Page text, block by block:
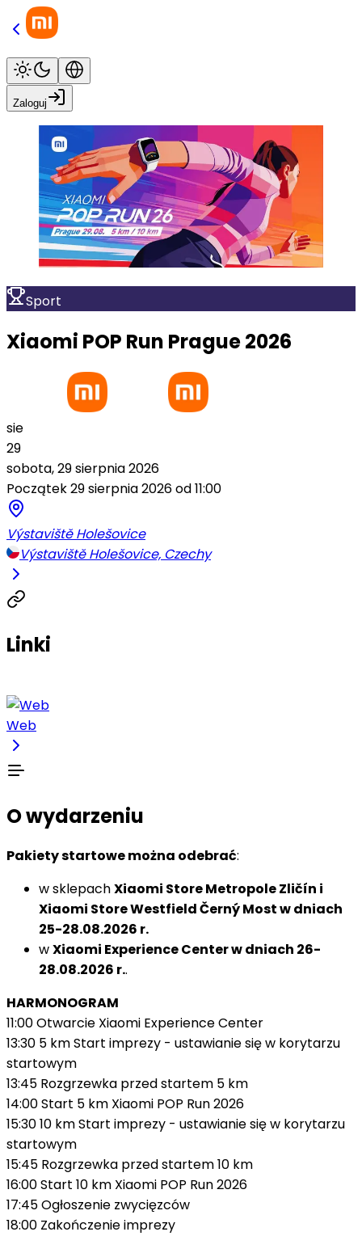
Zaloguj
Sport
Xiaomi POP Run Prague 2026
sie
29
sobota, 29 sierpnia 2026
Początek 29 sierpnia 2026 od 11:00
Výstaviště Holešovice
Výstaviště Holešovice, Czechy
Linki
Web
O wydarzeniu
Pakiety startowe można odebrać:
w sklepachXiaomi Store Metropole Zličín i
Xiaomi Store Westfield Černý Most w dniach
25-28.08.2026 r.
wXiaomi Experience Center w dniach 26-
28.08.2026 r..
HARMONOGRAM
11:00 Otwarcie Xiaomi Experience Center
13:30 5 km Start imprezy - ustawianie się w korytarzu
startowym
13:45 Rozgrzewka przed startem 5 km
14:00 Start 5 km Xiaomi POP Run 2026
15:30 10 km Start imprezy - ustawianie się w korytarzu
startowym
15:45 Rozgrzewka przed startem 10 km
16:00 Start 10 km Xiaomi POP Run 2026
17:45 Ogłoszenie zwycięzców
18:00 Zakończenie imprezy